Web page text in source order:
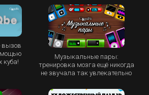
вызов
куба!
Музыкальные пары:
тренировка мозга ещё никогда
не звучала так увлекательно